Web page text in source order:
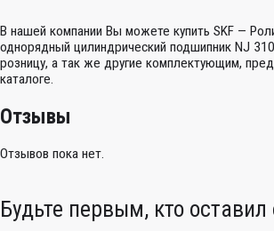
В нашей компании Вы можете купить SKF —
однорядный цилиндрический подшипник NJ
розницу, а так же другие комплектующим,
каталоге.
Отзывы
Отзывов пока нет.
Будьте первым, кто